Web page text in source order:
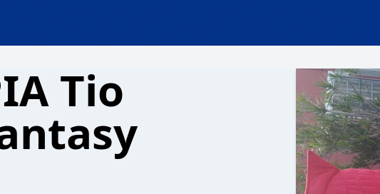
Tio